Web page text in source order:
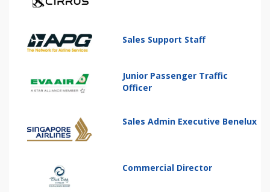
Sales Support Staff
Junior Passenger Traffic
Officer
Sales Admin Executive Benelux
Commercial Director